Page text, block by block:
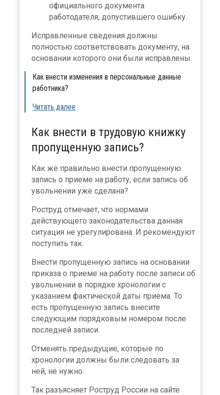
официального документа
работодателя, допустившего ошибку.
Исправленные сведения должны
полностью соответствовать документу, на
основании которого они были исправлены.
Как внести изменения в персональные данные
работника?
Читать далее
Как внести в трудовую книжку
пропущенную запись?
Как же правильно внести пропущенную
запись о приеме на работу, если запись об
увольнении уже сделана?
Роструд отмечает, что нормами
действующего законодательства данная
ситуация не урегулирована. И рекомендуют
поступить так.
Внести пропущенную запись на основании
приказа о приеме на работу после записи об
увольнении в порядке хронологии с
указанием фактической даты приема. То
есть пропущенную запись внесите
следующим порядковым номером после
последней записи.
Отменять предыдущие, которые по
хронологии должны были следовать за
ней, не нужно.
Так разъясняет Роструд России на сайте